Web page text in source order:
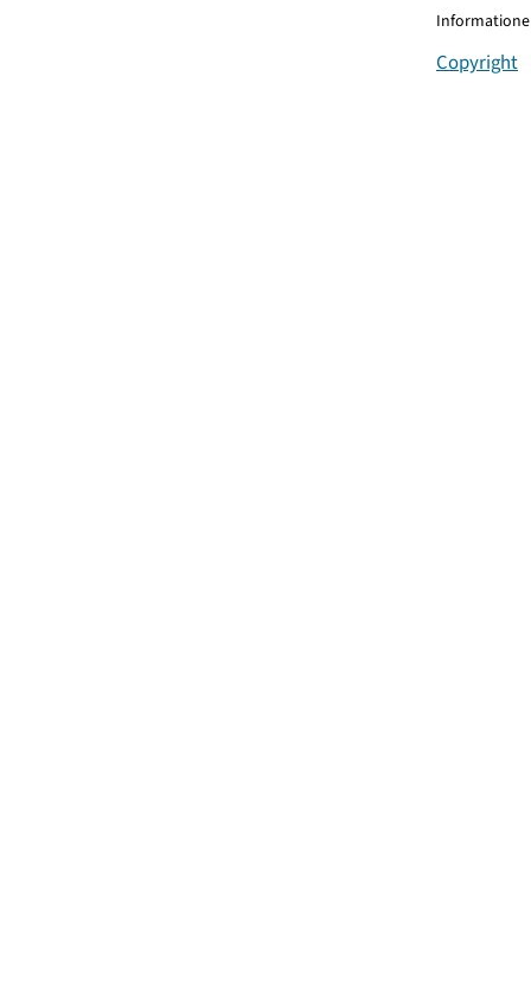
Copyright